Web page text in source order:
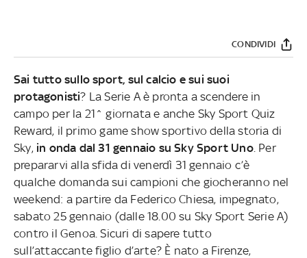
CONDIVIDI
Sai tutto sullo sport, sul calcio e sui suoi
protagonisti? La Serie A è pronta a scendere in
campo per la 21^ giornata e anche Sky Sport Quiz
Reward, il primo game show sportivo della storia di
Sky, in onda dal 31 gennaio su Sky Sport Uno. Per
prepararvi alla sfida di venerdì 31 gennaio c’è
qualche domanda sui campioni che giocheranno nel
weekend: a partire da Federico Chiesa, impegnato,
sabato 25 gennaio (dalle 18.00 su Sky Sport Serie A)
contro il Genoa. Sicuri di sapere tutto
sull’attaccante figlio d’arte? È nato a Firenze,